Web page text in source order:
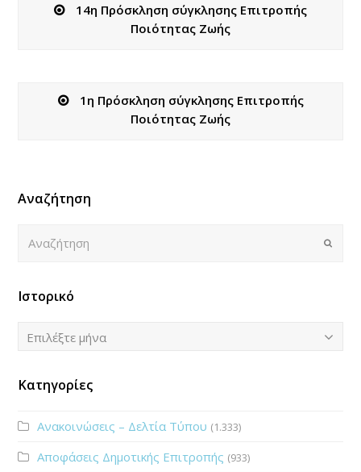
14η Πρόσκληση σύγκλησης Επιτροπής
Ποιότητας Ζωής
1η Πρόσκληση σύγκλησης Επιτροπής
Ποιότητας Ζωής
Αναζήτηση
Submit
Ιστορικό
Ιστορικό
Επιλέξτε μήνα
Κατηγορίες
Ανακοινώσεις – Δελτία Τύπου (1.333)
Αποφάσεις Δημοτικής Επιτροπής (933)